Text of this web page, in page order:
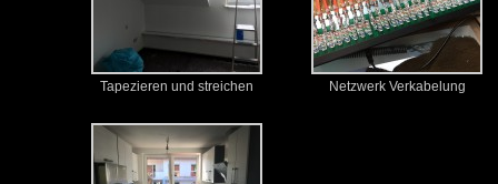
Tapezieren und streichen Netzwerk Verkabelung